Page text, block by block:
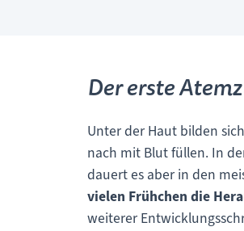
Der erste
Unter der Haut bilden
nach mit Blut füllen. In
dauert es aber in den
vielen Frühchen die
weiterer